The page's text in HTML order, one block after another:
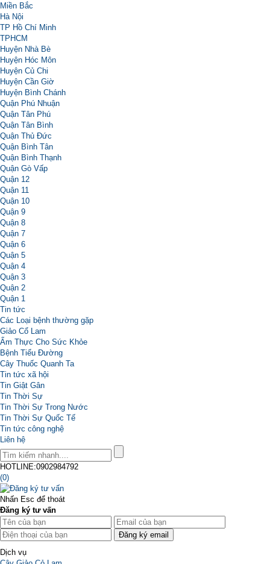
Miền Bắc
Hà Nội
TP Hồ Chí Minh
TPHCM
Huyện Nhà Bè
Huyện Hóc Môn
Huyện Củ Chi
Huyện Cần Giờ
Huyện Bình Chánh
Quận Phú Nhuận
Quận Tân Phú
Quận Tân Bình
Quận Thủ Đức
Quận Bình Tân
Quận Bình Thạnh
Quận Gò Vấp
Quận 12
Quận 11
Quận 10
Quận 9
Quận 8
Quận 7
Quận 6
Quận 5
Quận 4
Quận 3
Quận 2
Quận 1
Tin tức
Các Loại bệnh thường gặp
Giảo Cổ Lam
Ẩm Thực Cho Sức Khỏe
Bệnh Tiểu Đường
Cây Thuốc Quanh Ta
Tin tức xã hội
Tin Giật Gân
Tin Thời Sự
Tin Thời Sự Trong Nước
Tin Thời Sự Quốc Tế
Tin tức công nghệ
Liên hệ
HOTLINE:0902984792
(0)
Nhấn Esc để thoát
Đăng ký tư vấn
Dịch vụ